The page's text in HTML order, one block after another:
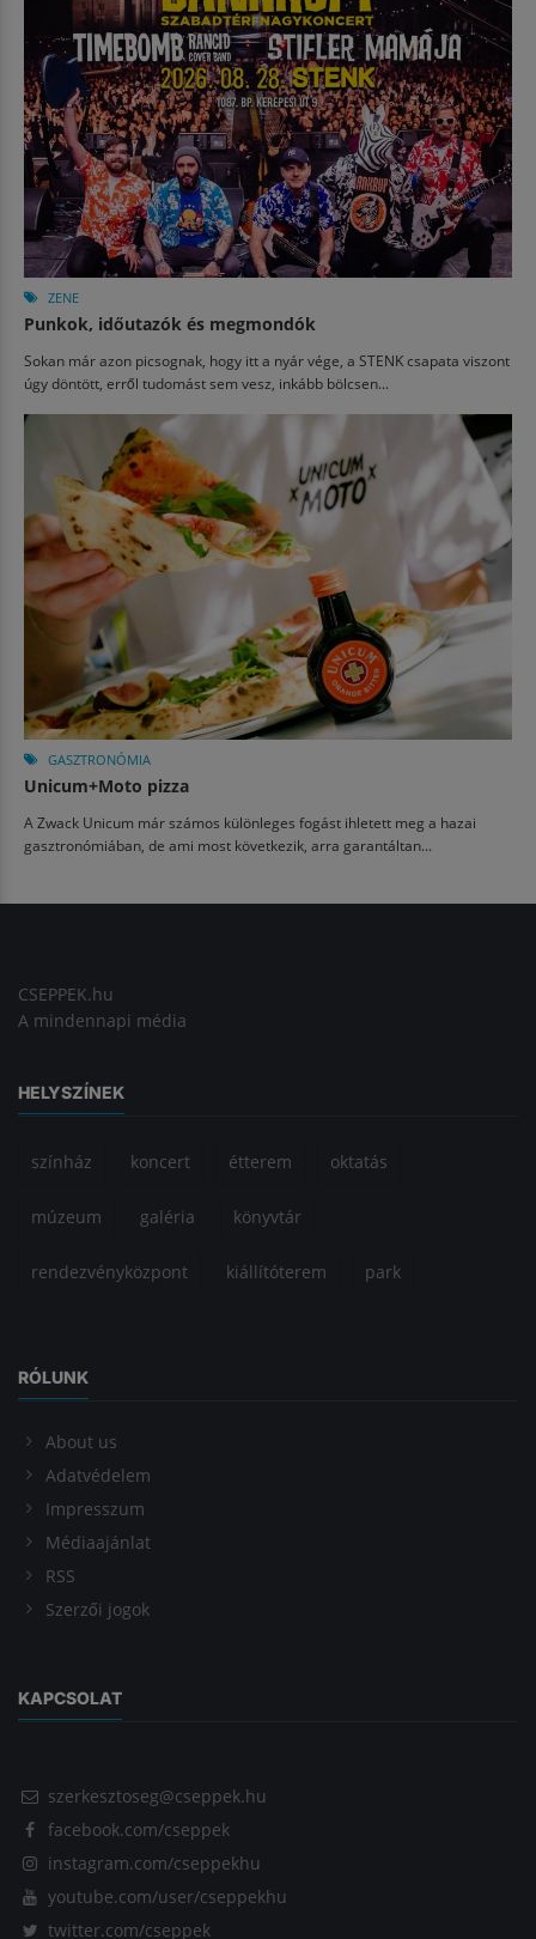
ZENE
Punkok, időutazók és megmondók
Sokan már azon picsognak, hogy itt a nyár vége, a STENK csapata viszont
úgy döntött, erről tudomást sem vesz, inkább bölcsen...
GASZTRONÓMIA
Unicum+Moto pizza
A Zwack Unicum már számos különleges fogást ihletett meg a hazai
gasztronómiában, de ami most következik, arra garantáltan...
CSEPPEK.hu
A mindennapi média
HELYSZÍNEK
színház koncert étterem oktatás
múzeum galéria könyvtár
rendezvényközpont kiállítóterem park
RÓLUNK
About us
Adatvédelem
Impresszum
Médiaajánlat
RSS
Szerzői jogok
KAPCSOLAT
szerkesztoseg@cseppek.hu
facebook.com/cseppek
instagram.com/cseppekhu
youtube.com/user/cseppekhu
twitter.com/cseppek